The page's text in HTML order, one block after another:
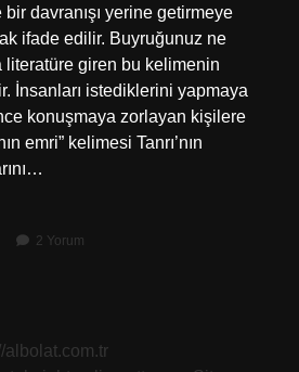
davranışı yerine getirmeye
ifade edilir. Buyruğunuz ne
literatüre giren bu kelimenin
İnsanları istediklerini yapmaya
konuşmaya zorlayan kişilere
emri” kelimesi Tanrı’nın
2 Yorum
albolat.com.tr